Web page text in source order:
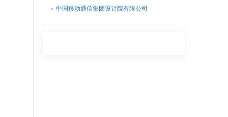
中国移动通信集团设计院有限公司